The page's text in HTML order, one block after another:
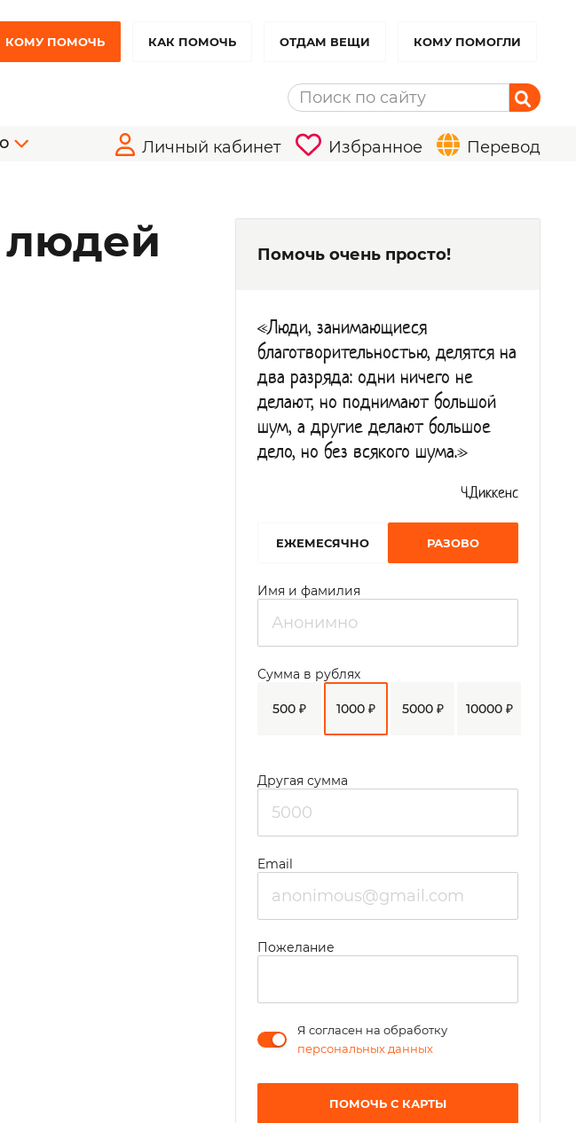
КОМУ ПОМОЧЬ КАК ПОМОЧЬ ОТДАМ ВЕЩИ КОМУ ПОМОГЛИ
Личный кабинет Избранное Перевод
людей
Помочь очень просто!
«Люди, занимающиеся
благотворительностью, делятся на
два разряда: одни ничего не
делают, но поднимают большой
шум, а другие делают большое
дело, но без всякого шума.»
Ч.Диккенс
EЖЕМЕСЯЧНО РАЗОВО
Имя и фамилия
500 ₽ 1000 ₽ 5000 ₽ 10000 ₽
Сумма в рублях
Другая сумма
Email
Пожелание
Я согласен на обработку
персональных данных
ПОМОЧЬ С КАРТЫ